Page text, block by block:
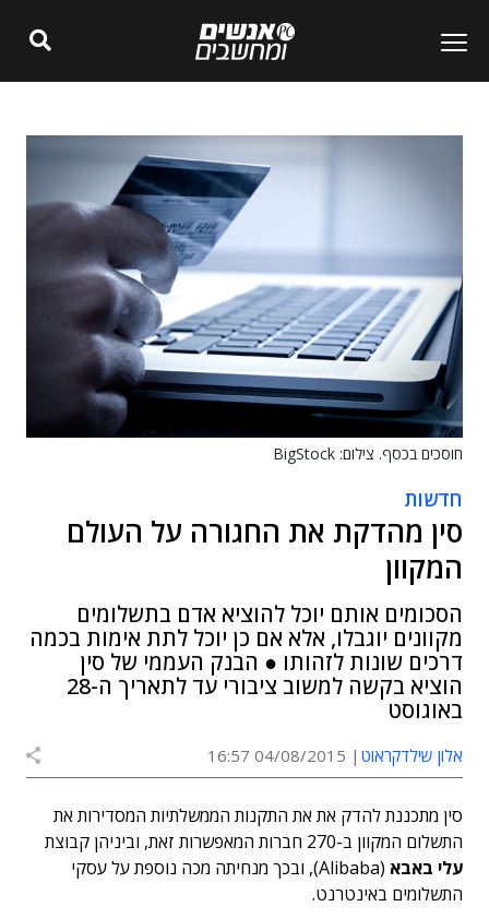
חוסכים בכסף. צילום: BigStock
חדשות
סין מהדקת את החגורה על העולם
המקוון
הסכומים אותם יוכל להוציא אדם בתשלומים
מקוונים יוגבלו, אלא אם כן יוכל לתת אימות בכמה
דרכים שונות לזהותו ● הבנק העממי של סין
הוציא בקשה למשוב ציבורי עד לתאריך ה-28
באוגוסט
אלון שילדקראוט 04/08/2015 16:57
סין מתכננת להדק את את התקנות הממשלתיות המסדירות את
התשלום המקוון ב-270 חברות המאפשרות זאת, וביניהן קבוצת
עלי באבא
(Alibaba), ובכך מנחיתה מכה נוספת על עסקי
התשלומים באינטרנט.